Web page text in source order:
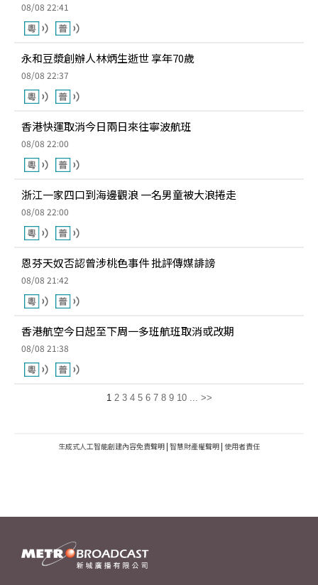
08/08 22:41
永和豆漿創辦人林炳生逝世 享年70歲
08/08 22:37
香港快運取消今日兩日來往寧波航班
08/08 22:00
浙江一家四口到海邊觀浪 一名男童被大浪捲走
08/08 22:00
恩芬天奴否認曾涉桃色事件 批評傳媒誹謗
08/08 21:42
香港航空今日起至下周一多班航班取消或改期
08/08 21:38
1 2 3 4 5 6 7 8 9 10 ... >>
生成式人工智能創建內容免責聲明 | 智慧財產權聲明 | 使用者責任